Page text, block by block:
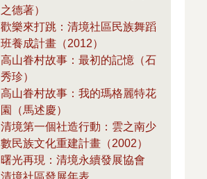
之德著）
歡樂來打跳：清境社區民族舞蹈
班養成計畫（2012）
高山眷村故事：最初的記憶（石
秀珍）
高山眷村故事：我的瑪格麗特花
園（馬述慶）
清境第一個社造行動：雲之南少
數民族文化重建計畫（2002）
曙光再現：清境永續發展協會
清境社區發展年表